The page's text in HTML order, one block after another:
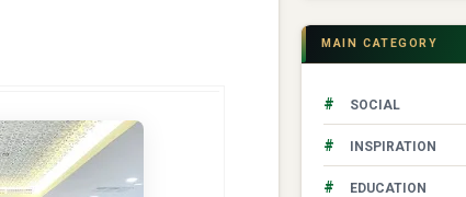
MAIN CATEGORY
# SOCIAL
# INSPIRATION
# EDUCATION